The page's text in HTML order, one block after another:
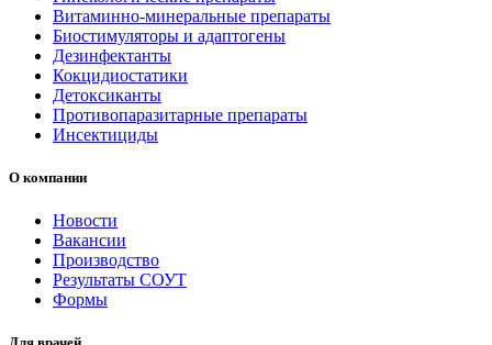
Витаминно-минеральные препараты
Биостимуляторы и адаптогены
Дезинфектанты
Кокцидиостатики
Детоксиканты
Противопаразитарные препараты
Инсектициды
О компании
Новости
Вакансии
Производство
Результаты СОУТ
Формы